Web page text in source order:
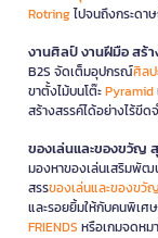
Rotringไปจนถึงกระดา
งานศิลป์ งานฝีมือ สร้
B2S จัดเต็มอุปกรณ์ศิลป
ขาตั้งไม้บนโต๊ะPyramid
สร้างสรรค์ได้อย่างไร้ขีด
ของเล่นและของขวัญ
มองหาของเล่นเสริมพัฒ
สรรของเล่นและของขวัญ
และรอยยิ้มให้กับคนพิเศ
FRIENDS หรือเกมจดหม